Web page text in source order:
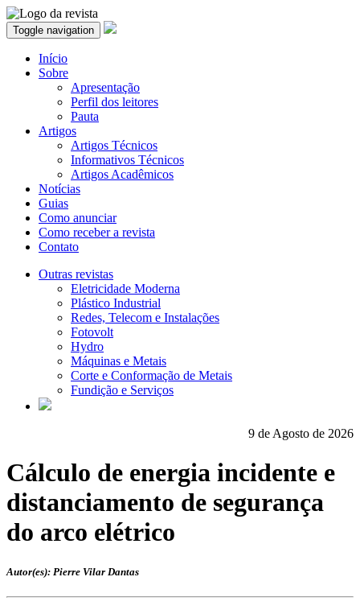
Toggle navigation
Início
Sobre
Apresentação
Perfil dos leitores
Pauta
Artigos
Artigos Técnicos
Informativos Técnicos
Artigos Acadêmicos
Notícias
Guias
Como anunciar
Como receber a revista
Contato
Outras revistas
Eletricidade Moderna
Plástico Industrial
Redes, Telecom e Instalações
Fotovolt
Hydro
Máquinas e Metais
Corte e Conformação de Metais
Fundição e Serviços
9 de Agosto de 2026
Cálculo de energia incidente e
distanciamento de segurança
do arco elétrico
Autor(es): Pierre Vilar Dantas